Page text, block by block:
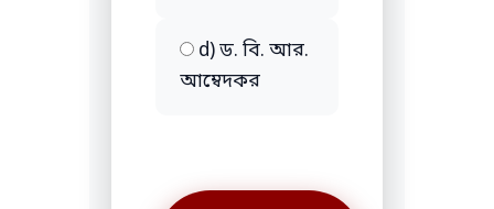
d) ড. বি. আর.
আম্বেদকর